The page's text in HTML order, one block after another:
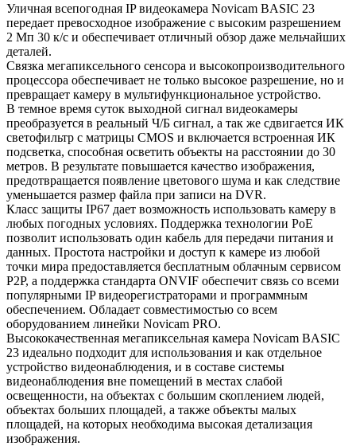
Уличная всепогодная IP видеокамера Novicam BASIC 23
передает превосходное изображение с высоким разрешением
2 Мп 30 к/с и обеспечивает отличный обзор даже мельчайших
деталей.
Связка мегапиксельного сенсора и высокопроизводительного
процессора обеспечивает не только высокое разрешение, но и
превращает камеру в мультифункциональное устройство.
В темное время суток выходной сигнал видеокамеры
преобразуется в реальный Ч/Б сигнал, а так же сдвигается ИК
светофильтр с матрицы CMOS и включается встроенная ИК
подсветка, способная осветить объекты на расстоянии до 30
метров. В результате повышается качество изображения,
предотвращается появление цветового шума и как следствие
уменьшается размер файла при записи на DVR.
Класс защиты IP67 дает возможность использовать камеру в
любых погодных условиях. Поддержка технологии РоЕ
позволит использовать один кабель для передачи питания и
данных. Простота настройки и доступ к камере из любой
точки мира предоставляется бесплатным облачным сервисом
P2P, а поддержка стандарта ONVIF обеспечит связь со всеми
популярными IP видеорегистраторами и программным
обеспечением. Обладает совместимостью со всем
оборудованием линейки Novicam PRO.
Высококачественная мегапиксельная камера Novicam BASIC
23 идеально подходит для использования и как отдельное
устройство видеонаблюдения, и в составе системы
видеонаблюдения вне помещений в местах слабой
освещенности, на объектах с большим скоплением людей,
объектах больших площадей, а также объекты малых
площадей, на которых необходима высокая детализация
изображения.